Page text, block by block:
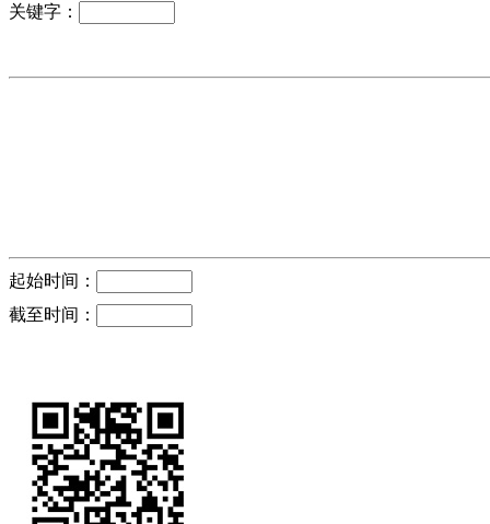
关键字：
起始时间：
截至时间：